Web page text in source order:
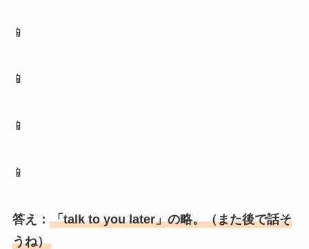
📱
📱
📱
📱
答え： 「talk to you later」の略。（また後で話そ
うね）